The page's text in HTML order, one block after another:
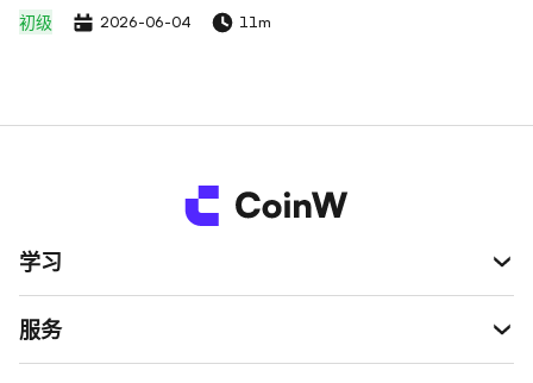
宗商品。体验零摩擦资金流转与最高60倍杠
杆。
初级 2026-06-04 11m
学习
服务